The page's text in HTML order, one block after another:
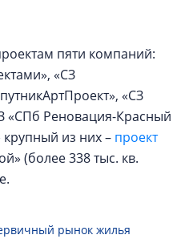
пяти компаний:
«СЗ
«СЗ
«СПб Реновация-Красный
из них – проект
(более 338 тыс. кв.
рынок жилья